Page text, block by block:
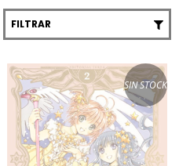
FILTRAR
SIN STOCK